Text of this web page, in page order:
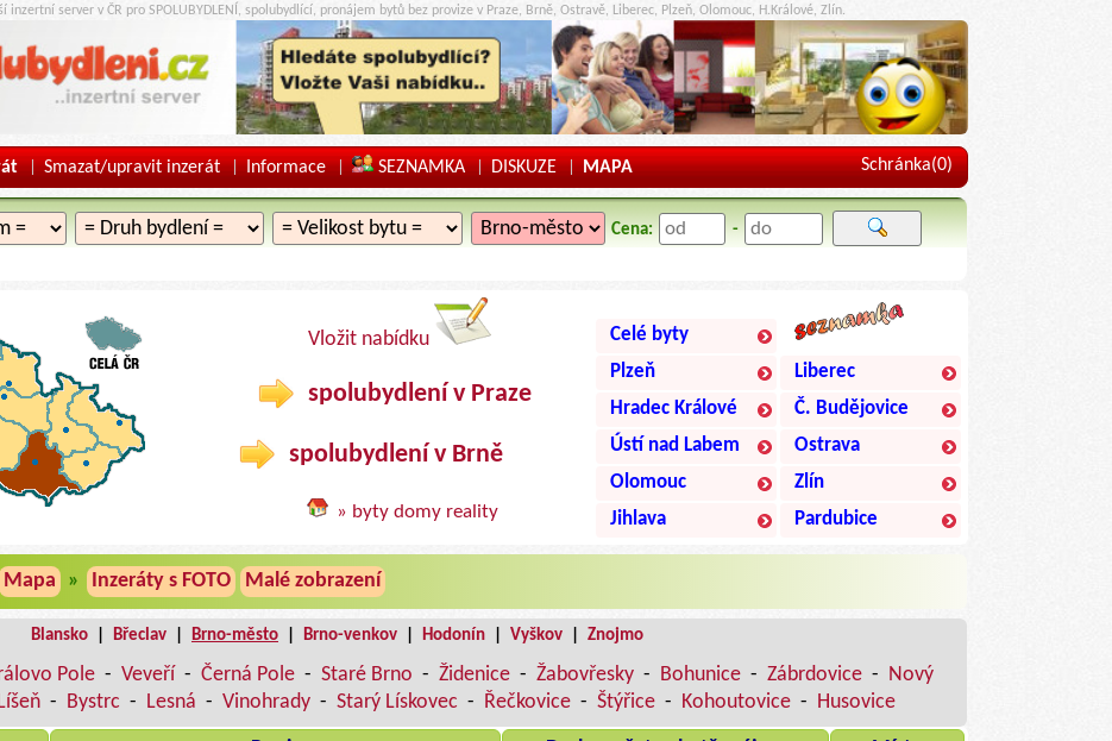
inzertní server v ČR pro SPOLUBYDLENÍ, spolubydlící, pronájem bytů bez provize v Praze, Brně, Ostravě, Liberec, Plzeň, Olomouc, H.Králové, Zlín.
| Smazat/upravit inzerát | Informace | SEZNAMKA | DISKUZE | MAPA Schránka(0)
Cena: -
Vložit nabídku
spolubydlení v Praze
spolubydlení v Brně
» byty domy reality
Celé byty
Plzeň
Liberec
Hradec Králové
Č. Budějovice
Ústí nad Labem
Ostrava
Olomouc
Zlín
Jihlava
Pardubice
Mapa » Inzeráty s FOTO Malé zobrazení
Blansko Břeclav Brno-město Brno-venkov Hodonín Vyškov Znojmo
Pole - Veveří - Černá Pole - Staré Brno - Židenice - Žabovřesky - Bohunice - Zábrdovice - Nový
Líšeň - Bystrc - Lesná - Vinohrady - Starý Lískovec - Řečkovice - Štýřice - Kohoutovice - Husovice